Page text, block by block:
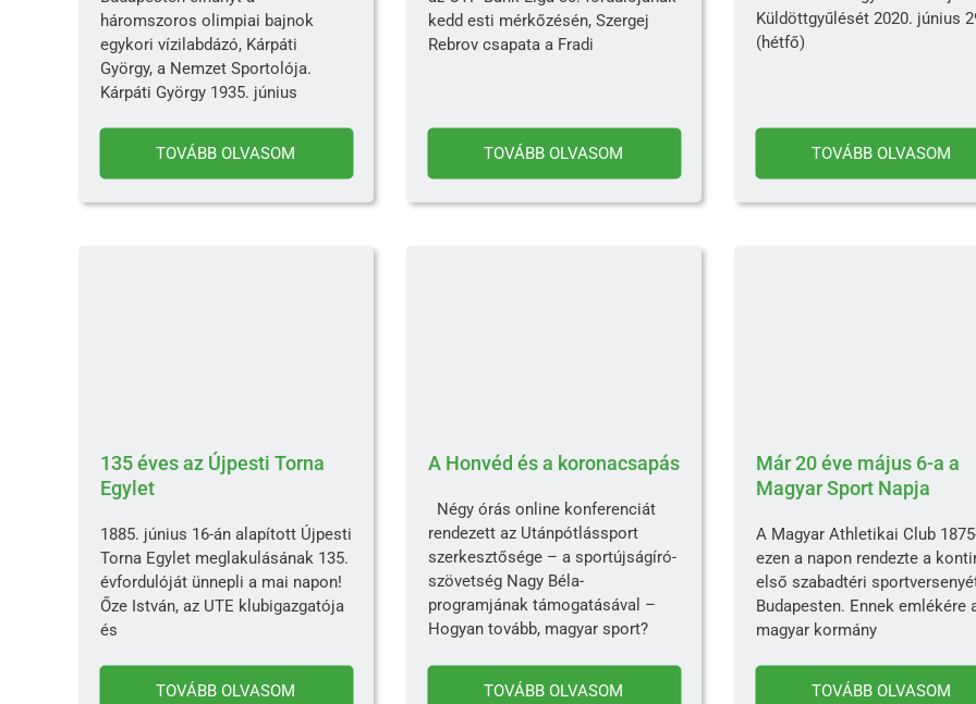
háromszoros olimpiai bajnok
egykori vízilabdázó, Kárpáti
György, a Nemzet Sportolója.
Kárpáti György 1935. június
TOVÁBB OLVASOM
kedd esti mérkőzésén, Szergej
Rebrov csapata a Fradi
TOVÁBB OLVASOM
Küldöttgyűlését 2020. június
(hétfő)
TOVÁBB OLVASOM
135 éves az Újpesti Torna
Egylet
1885. június 16-án alapított Újpesti
Torna Egylet meglakulásának 135.
évfordulóját ünnepli a mai napon!
Őze István, az UTE klubigazgatója
és
TOVÁBB OLVASOM
A Honvéd és a koronacsapás
Négy órás online konferenciát
rendezett az Utánpótlássport
szerkesztősége – a sportújságíró-
szövetség Nagy Béla-
programjának támogatásával –
Hogyan tovább, magyar sport?
TOVÁBB OLVASOM
Már 20 éve május 6-a a
Magyar Sport Napja
A Magyar Athletikai Club
ezen a napon rendezte a
első szabadtéri
Budapesten. Ennek emlékére
magyar kormány
TOVÁBB OLVASOM